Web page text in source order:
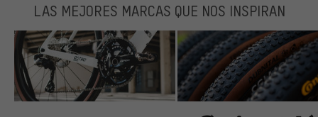
LAS MEJORES MARCAS QUE NOS INSPIRAN